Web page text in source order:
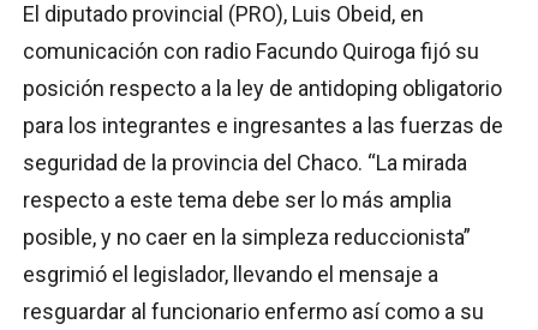
El diputado provincial (PRO), Luis Obeid, en
comunicación con radio Facundo Quiroga fijó su
posición respecto a la ley de antidoping obligatorio
para los integrantes e ingresantes a las fuerzas de
seguridad de la provincia del Chaco. “La mirada
respecto a este tema debe ser lo más amplia
posible, y no caer en la simpleza reduccionista”
esgrimió el legislador, llevando el mensaje a
resguardar al funcionario enfermo así como a su